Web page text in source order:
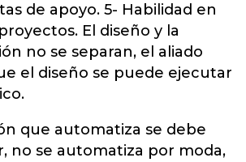
de apoyo. 5- Habilidad en
El diseño y la
no se separan, el aliado
el diseño se puede ejecutar
que automatiza se debe
no se automatiza por moda,